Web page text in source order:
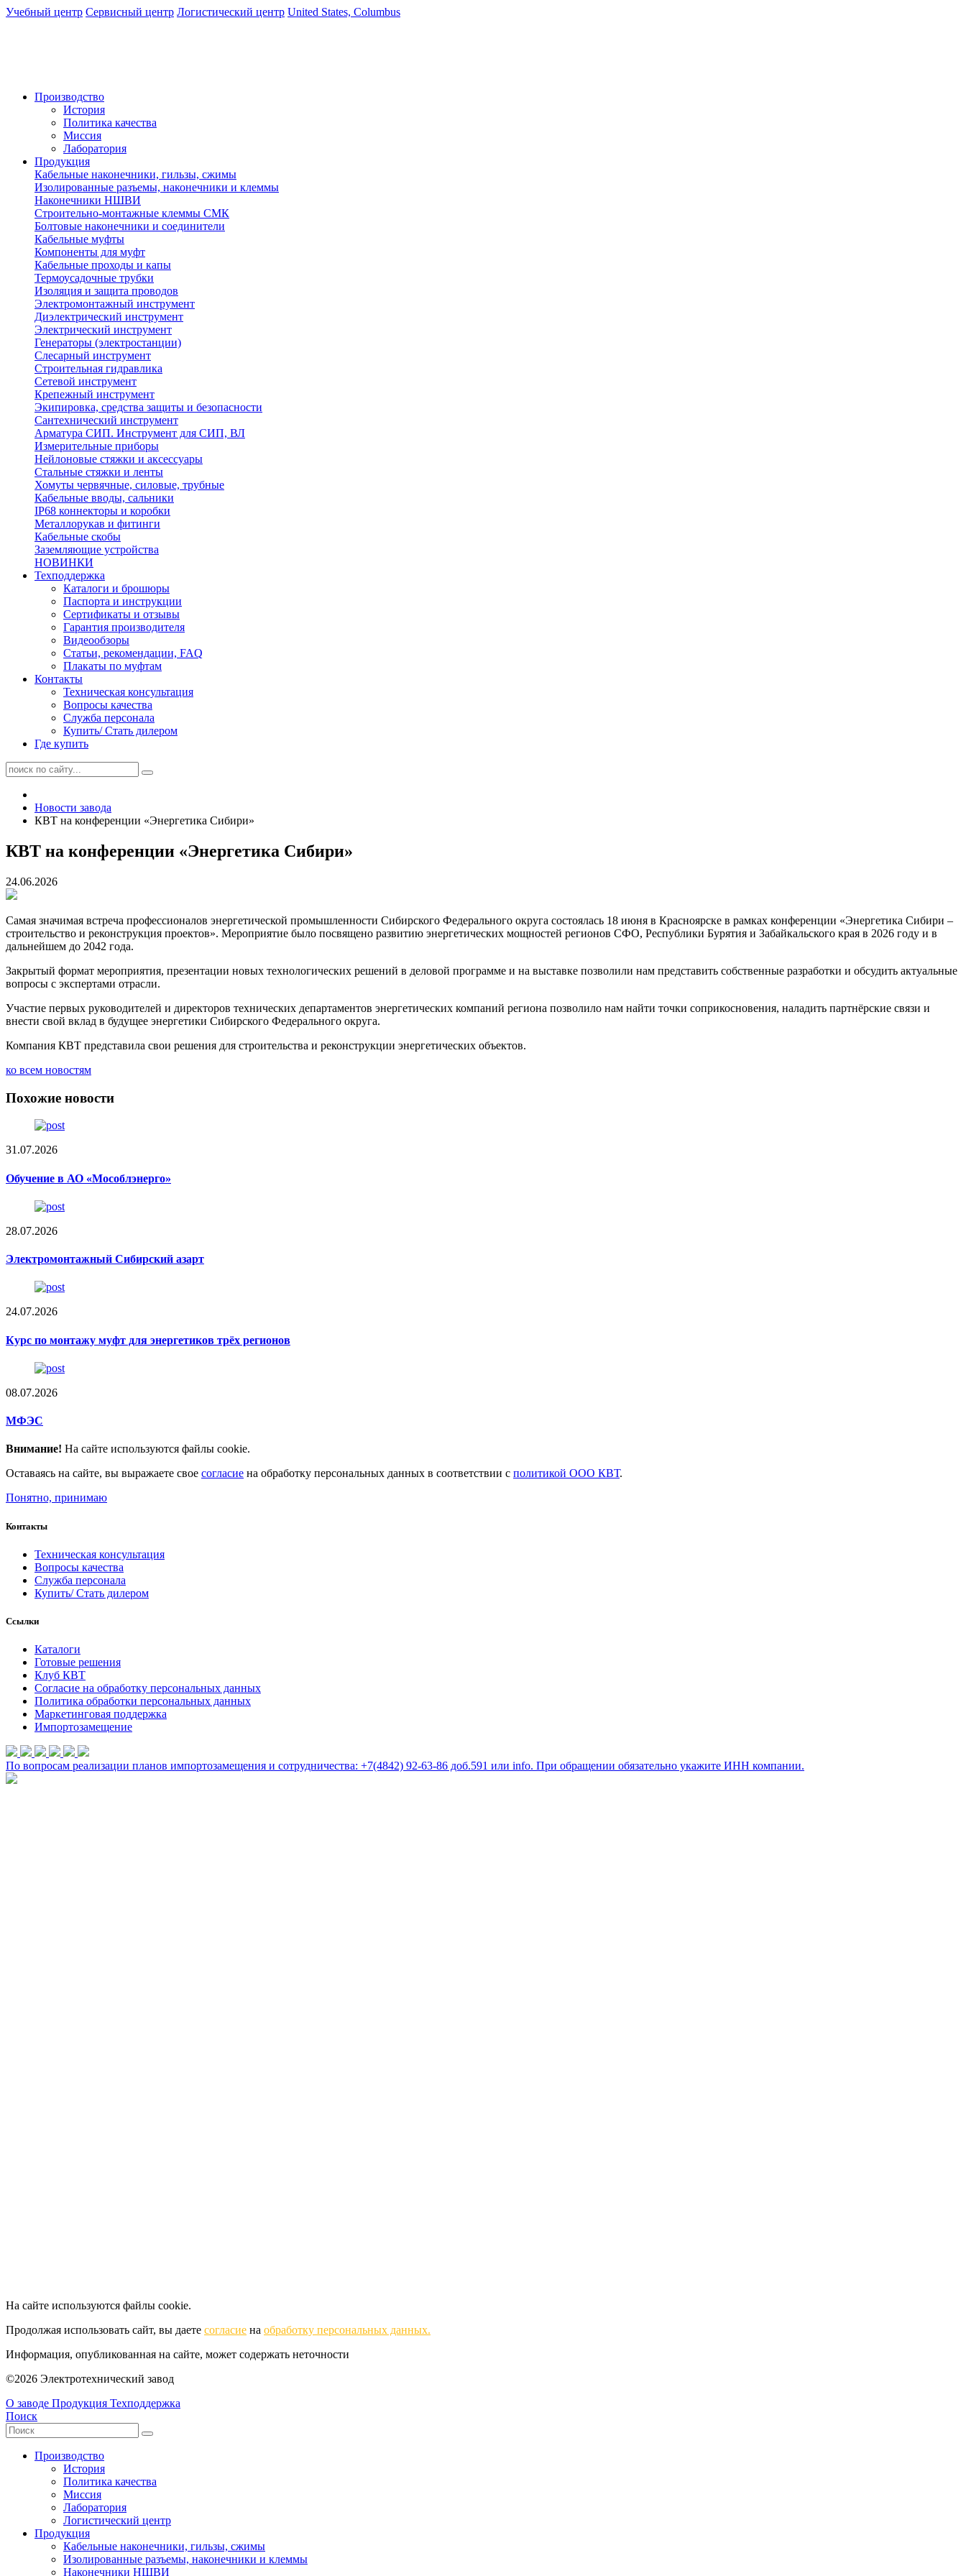
Учебный центр Сервисный центр Логистический центр United States, Columbus
Производство
История
Политика качества
Миссия
Лаборатория
Продукция
Кабельные наконечники, гильзы, сжимы
Изолированные разъемы, наконечники и клеммы
Наконечники НШВИ
Строительно-монтажные клеммы СМК
Болтовые наконечники и соединители
Кабельные муфты
Компоненты для муфт
Кабельные проходы и капы
Термоусадочные трубки
Изоляция и защита проводов
Электромонтажный инструмент
Диэлектрический инструмент
Электрический инструмент
Генераторы (электростанции)
Слесарный инструмент
Строительная гидравлика
Сетевой инструмент
Крепежный инструмент
Экипировка, средства защиты и безопасности
Сантехнический инструмент
Арматура СИП. Инструмент для СИП, ВЛ
Измерительные приборы
Нейлоновые стяжки и аксессуары
Стальные стяжки и ленты
Хомуты червячные, силовые, трубные
Кабельные вводы, сальники
IP68 коннекторы и коробки
Металлорукав и фитинги
Кабельные скобы
Заземляющие устройства
НОВИНКИ
Техподдержка
Каталоги и брошюры
Паспорта и инструкции
Сертификаты и отзывы
Гарантия производителя
Видеообзоры
Статьи, рекомендации, FAQ
Плакаты по муфтам
Контакты
Техническая консультация
Вопросы качества
Служба персонала
Купить/ Стать дилером
Где купить
Новости завода
КВТ на конференции «Энергетика Сибири»
КВТ на конференции «Энергетика Сибири»
24.06.2026
Самая значимая встреча профессионалов энергетической промышленности Сибирского Федерального округа состоялась 18 июня в Красноярске в рамках конференции «Энергетика Сибири –
строительство и реконструкция проектов». Мероприятие было посвящено развитию энергетических мощностей регионов СФО, Республики Бурятия и Забайкальского края в 2026 году и в
дальнейшем до 2042 года.
Закрытый формат мероприятия, презентации новых технологических решений в деловой программе и на выставке позволили нам представить собственные разработки и обсудить актуальные
вопросы с экспертами отрасли.
Участие первых руководителей и директоров технических департаментов энергетических компаний региона позволило нам найти точки соприкосновения, наладить партнёрские связи и
внести свой вклад в будущее энергетики Сибирского Федерального округа.
Компания КВТ представила свои решения для строительства и реконструкции энергетических объектов.
ко всем новостям
Похожие новости
31.07.2026
Обучение в АО «Мособлэнерго»
28.07.2026
Электромонтажный Сибирский азарт
24.07.2026
Курс по монтажу муфт для энергетиков трёх регионов
08.07.2026
МФЭС
Внимание! На сайте используются файлы cookie.
Оставаясь на сайте, вы выражаете свое согласие на обработку персональных данных в соответствии с политикой ООО КВТ.
Понятно, принимаю
Контакты
Техническая консультация
Вопросы качества
Служба персонала
Купить/ Стать дилером
Ссылки
Каталоги
Готовые решения
Клуб КВТ
Согласие на обработку персональных данных
Политика обработки персональных данных
Маркетинговая поддержка
Импортозамещение
По вопросам реализации планов импортозамещения и сотрудничества: +7(4842) 92-63-86 доб.591 или info. При обращении обязательно укажите ИНН компании.
На сайте используются файлы cookie.
Продолжая использовать сайт, вы даете согласие на обработку персональных данных.
Информация, опубликованная на сайте, может содержать неточности
©2026 Электротехнический завод
О заводе Продукция Техподдержка
Поиск
Производство
История
Политика качества
Миссия
Лаборатория
Логистический центр
Продукция
Кабельные наконечники, гильзы, сжимы
Изолированные разъемы, наконечники и клеммы
Наконечники НШВИ